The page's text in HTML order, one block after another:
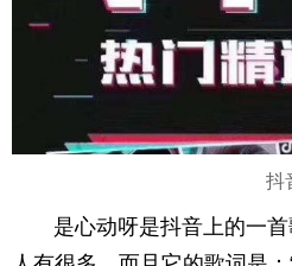
抖
是心动呀是抖音上的一首